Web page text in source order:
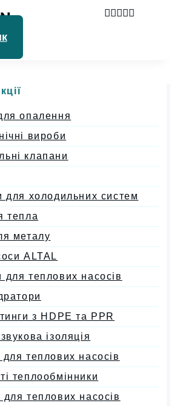
опалення
вироби
клапани
для холодильних систем
тепла
металу
ALTAL
для теплових насосів
з HDPE та PPR
ізоляція
теплових насосів
теплообмінники
теплових насосів